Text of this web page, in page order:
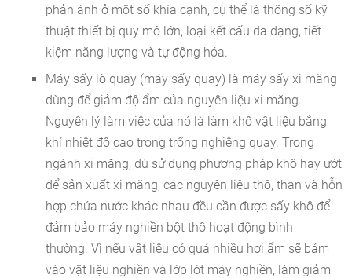
phản ánh ở một số khía cạnh, cụ thể là thông số kỹ
thuật thiết bị quy mô lớn, loại kết cấu đa dạng, tiết
kiệm năng lượng và tự động hóa.
Máy sấy lò quay (máy sấy quay) là máy sấy xi măng
dùng để giảm độ ẩm của nguyên liệu xi măng.
Nguyên lý làm việc của nó là làm khô vật liệu bằng
khí nhiệt độ cao trong trống nghiêng quay. Trong
ngành xi măng, dù sử dụng phương pháp khô hay ướt
để sản xuất xi măng, các nguyên liệu thô, than và hỗn
hợp chứa nước khác nhau đều cần được sấy khô để
đảm bảo máy nghiền bột thô hoạt động bình
thường. Vì nếu vật liệu có quá nhiều hơi ẩm sẽ bám
vào vật liệu nghiền và lớp lót máy nghiền, làm giảm